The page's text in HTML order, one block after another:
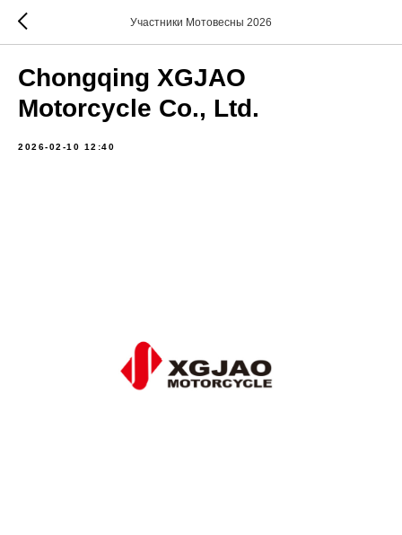
Участники Мотовесны 2026
Chongqing XGJAO
Motorcycle Co., Ltd.
2026-02-10 12:40